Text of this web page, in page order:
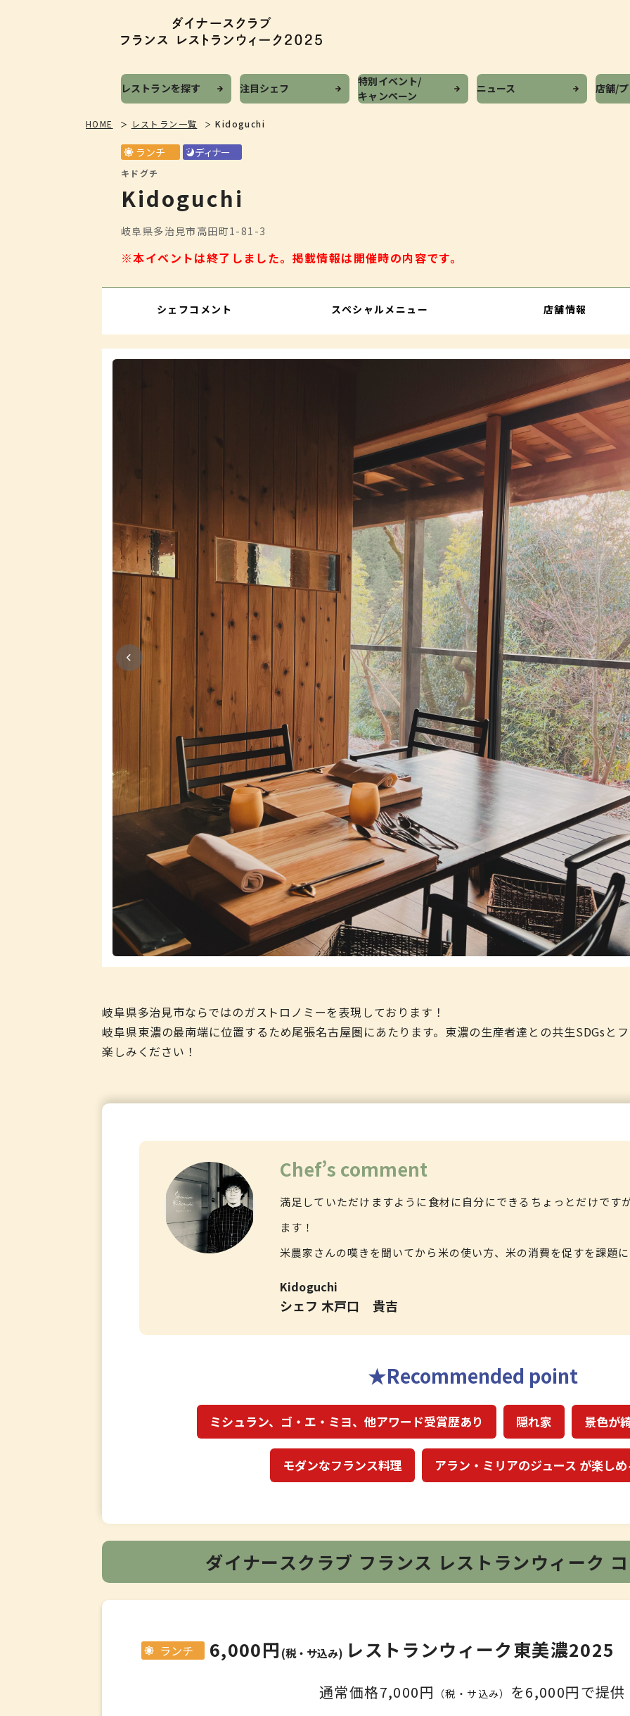
レストランを探す 注目シェフ
特別イベント/
キャンペーン
ニュース 店舗/
HOME レストラン一覧 Kidoguchi
Kidoguchi
キドグチ
岐阜県多治見市高田町1-81-3
※本イベントは終了しました。 掲載情報は開催時の内容です。
ランチ ディナー
シェフコメント スペシャルメニュー 店舗情報
岐阜県多治見市ならではのガストロノミーを表現しております！
岐阜県東濃の最南端に位置するため尾張名古屋圏にあたります。東濃の生産者達との共生SDGsと
楽しみください！
Chef’s comment
満足していただけますように食材に自分にできるちょっとだけです
ます！
米農家さんの嘆きを聞いてから米の使い方、米の消費を促すを課題
Kidoguchi
シェフ 木戸口 貴吉
Recommended point
ミシュラン、ゴ・エ・ミヨ、他アワード受賞歴あり 隠れ家 景色が
モダンなフランス料理 アラン・ミリアのジュース が楽し
ダイナースクラブ フランス レストランウィーク
ランチ 6,000円 (税・サ込み) レストランウィーク東美濃2025
通常価格7,000円 （税・サ込み） を6,000円で提供